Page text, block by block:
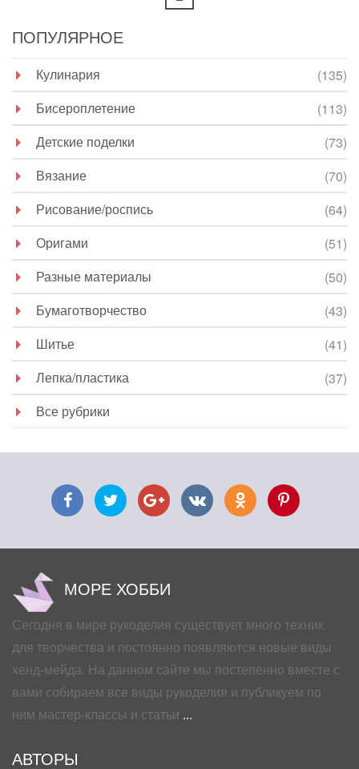
ПОПУЛЯРНОЕ
Кулинария
(135)
Бисероплетение
(113)
Детские поделки
(73)
Вязание
(70)
Рисование/роспись
(64)
Оригами
(51)
Разные материалы
(50)
Бумаготворчество
(43)
Шитье
(41)
Лепка/пластика
(37)
Все рубрики
МОРЕ ХОББИ
Сегодня в мире рукоделия существует много техник
для творчества и постоянно появляются новые виды
хенд-мейда. На данном сайте мы постепенно вместе с
вами собираем все виды рукоделия и публикуем по
ним мастер-классы и статьи ...
АВТОРЫ